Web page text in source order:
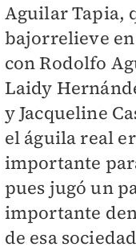
Aguilar Tapia,
bajorrelieve
con Rodolfo
Laidy
y Jacqueline
el águila real
importante
pues jugó un
importante
de esa